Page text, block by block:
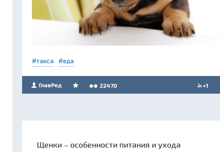
такса еда
ГлавРед +1
22470
Щенки – особенности питания и ухода